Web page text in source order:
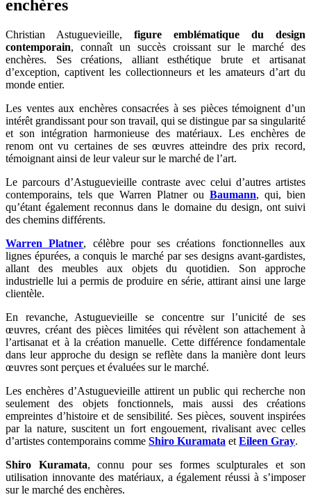
enchères
Christian Astuguevieille, figure emblématique du design
contemporain, connaît un succès croissant sur le marché des
enchères. Ses créations, alliant esthétique brute et artisanat
d’exception, captivent les collectionneurs et les amateurs d’art du
monde entier.
Les ventes aux enchères consacrées à ses pièces témoignent d’un
intérêt grandissant pour son travail, qui se distingue par sa singularité
et son intégration harmonieuse des matériaux. Les enchères de
renom ont vu certaines de ses œuvres atteindre des prix record,
témoignant ainsi de leur valeur sur le marché de l’art.
Le parcours d’Astuguevieille contraste avec celui d’autres artistes
contemporains, tels que Warren Platner ou Baumann, qui, bien
qu’étant également reconnus dans le domaine du design, ont suivi
des chemins différents.
Warren Platner, célèbre pour ses créations fonctionnelles aux
lignes épurées, a conquis le marché par ses designs avant-gardistes,
allant des meubles aux objets du quotidien. Son approche
industrielle lui a permis de produire en série, attirant ainsi une large
clientèle.
En revanche, Astuguevieille se concentre sur l’unicité de ses
œuvres, créant des pièces limitées qui révèlent son attachement à
l’artisanat et à la création manuelle. Cette différence fondamentale
dans leur approche du design se reflète dans la manière dont leurs
œuvres sont perçues et évaluées sur le marché.
Les enchères d’Astuguevieille attirent un public qui recherche non
seulement des objets fonctionnels, mais aussi des créations
empreintes d’histoire et de sensibilité. Ses pièces, souvent inspirées
par la nature, suscitent un fort engouement, rivalisant avec celles
d’artistes contemporains comme Shiro Kuramata et Eileen Gray.
Shiro Kuramata, connu pour ses formes sculpturales et son
utilisation innovante des matériaux, a également réussi à s’imposer
sur le marché des enchères.